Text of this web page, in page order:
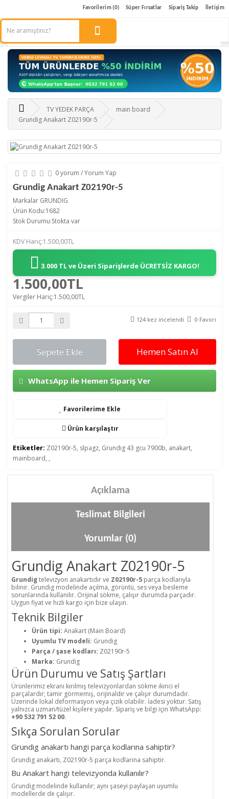
Favorilerim (0) Süper Fırsatlar Sipariş Takip İletişim
TV YEDEK PARÇA
main board
Grundig Anakart Z02190r-5
0 yorum /Yorum Yap
Grundig Anakart Z02190r-5
Markalar GRUNDIG
Ürün Kodu:1682
Stok Durumu:Stokta var
KDV Hariç:1.500,00TL
3.000 TL ve Üzeri Siparişlerde ÜCRETSİZ KARGO!
1.500,00TL
Vergiler Hariç:1.500,00TL
124 kez incelendi 0 Favori
Sepete Ekle Hemen Satın Al
WhatsApp ile Hemen Sipariş Ver
Favorilerime Ekle
Ürün karşılaştır
Etiketler: Z02190r-5, slpagz, Grundig 43 gcu 7900b, anakart,
mainboard, ,
Açıklama
Teslimat Bilgileri
Yorumlar (0)
Grundig Anakart Z02190r-5
Grundigtelevizyon anakartıdır ve Z02190r-5 parça kodlarıyla
bilinir. Grundig modelinde açılma, görüntü, ses veya besleme
sorunlarında kullanılır. Orijinal sökme, çalışır durumda parçadır.
Uygun fiyat ve hızlı kargo için bize ulaşın.
Teknik Bilgiler
Ürün tipi: Anakart (Main Board)
Uyumlu TV modeli: Grundig
Parça / şase kodları: Z02190r-5
Marka: Grundig
Ürün Durumu ve Satış Şartları
Ürünlerimiz ekranı kırılmış televizyonlardan sökme ikinci el
parçalardır; tamir görmemiş, orijinaldir ve çalışır durumdadır.
Üzerinde lokal deformasyon veya çizik olabilir. İadesi yoktur. Satış
yalnızca uzman/tüzel kişilere yapılır. Sipariş ve bilgi için WhatsApp:
+90 532 791 52 00.
Sıkça Sorulan Sorular
Grundig anakartı hangi parça kodlarına sahiptir?
Grundig anakartı, Z02190r-5 parça kodlarına sahiptir.
Bu Anakart hangi televizyonda kullanılır?
Grundig modelinde kullanılır; aynı şaseyi paylaşan uyumlu
modellerde de çalışır.